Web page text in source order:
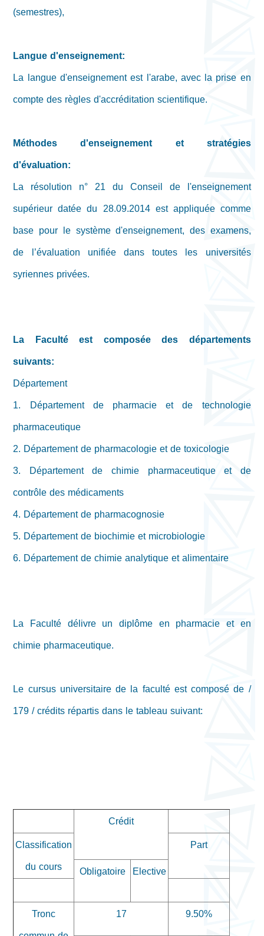
(semestres),
Langue d'enseignement:
La langue d'enseignement est l'arabe, avec la prise en
compte des règles d'accréditation scientifique.
Méthodes d'enseignement et stratégies
d'évaluation:
La résolution n° 21 du Conseil de l'enseignement
supérieur datée du 28.09.2014 est appliquée comme
base pour le système d'enseignement, des examens,
de l’évaluation unifiée dans toutes les universités
syriennes privées.
La Faculté est composée des départements
suivants:
Département
1. Département de pharmacie et de technologie
pharmaceutique
2. Département de pharmacologie et de toxicologie
3. Département de chimie pharmaceutique et de
contrôle des médicaments
4. Département de pharmacognosie
5. Département de biochimie et microbiologie
6. Département de chimie analytique et alimentaire
La Faculté délivre un diplôme en pharmacie et en
chimie pharmaceutique.
Le cursus universitaire de la faculté est composé de /
179 / crédits répartis dans le tableau suivant:
Crédit
Classification
du cours
Part
Obligatoire Elective
Tronc
17
9.50%